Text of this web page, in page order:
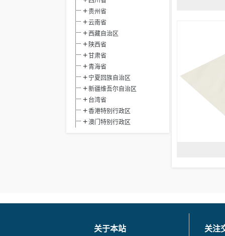
贵州省
云南省
西藏自治区
陕西省
甘肃省
青海省
宁夏回族自治区
新疆维吾尔自治区
台湾省
香港特别行政区
澳门特别行政区
关于本站 关注